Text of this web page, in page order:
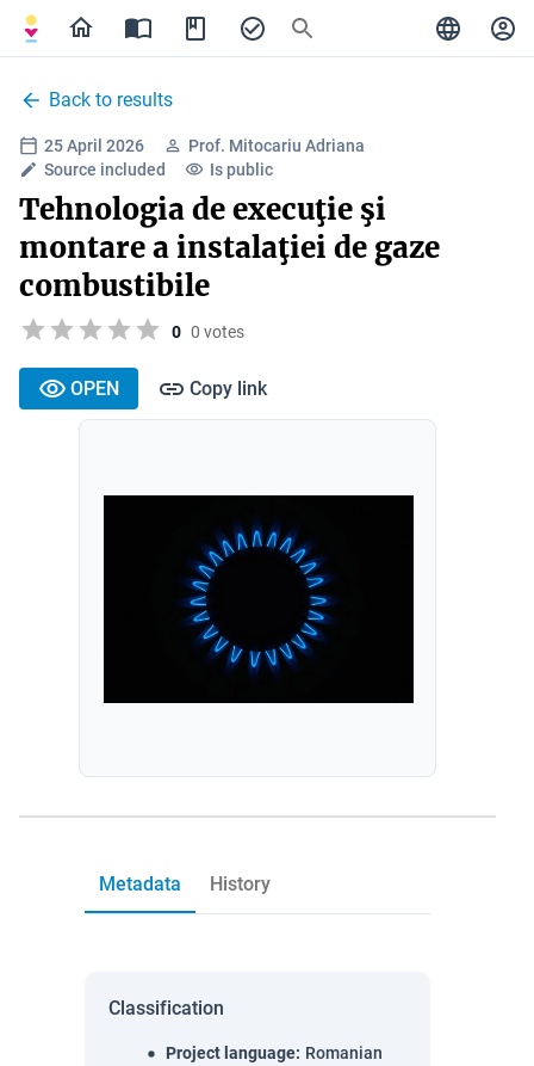
Back to results
25 April 2026
Prof. Mitocariu Adriana
Source included
Is public
Tehnologia de execuţie şi
montare a instalaţiei de gaze
combustibile
0 0 votes
OPEN Copy link
Metadata History
Classification
Project language: Romanian